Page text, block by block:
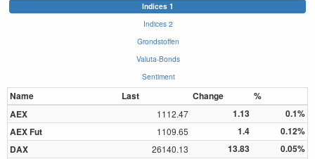
Indices 1
Indices 2
Grondstoffen
Valuta-Bonds
Sentiment
Name Last Change
%
AEX
1112.47 1.13
0.1%
AEX Fut
1109.65 1.4
0.12%
DAX
26140.13 13.83
0.05%